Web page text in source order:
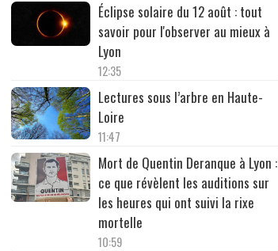
Éclipse solaire du 12 août : tout
savoir pour l'observer au mieux à
Lyon
12:35
Lectures sous l’arbre en Haute-
Loire
11:47
Mort de Quentin Deranque à Lyon :
ce que révèlent les auditions sur
les heures qui ont suivi la rixe
mortelle
10:59